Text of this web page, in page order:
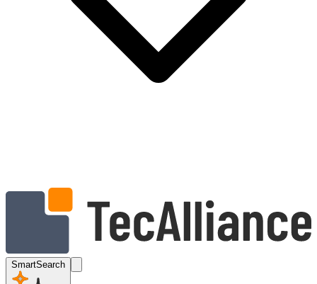
SmartSearch